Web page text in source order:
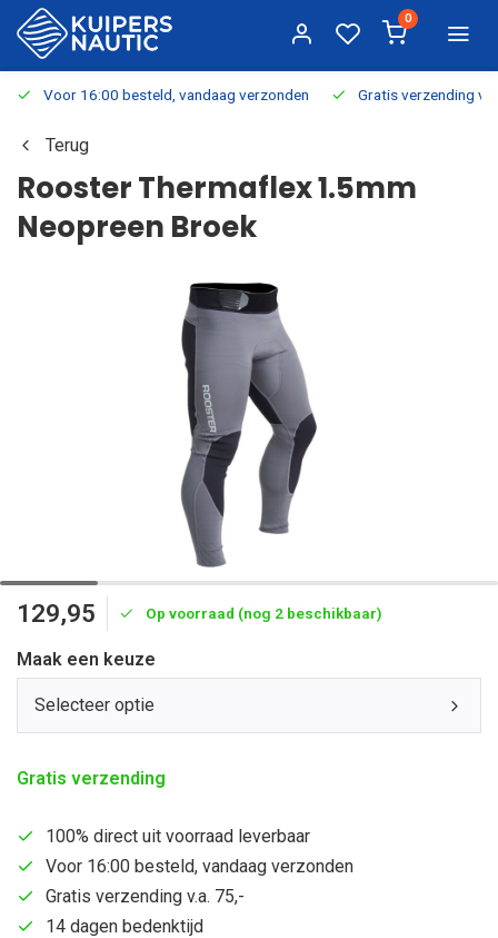
0
Voor 16:00 besteld, vandaag verzonden Gratis verzending
Terug
Rooster Thermaflex 1.5mm
Neopreen Broek
129,95 Op voorraad (nog 2 beschikbaar)
Maak een keuze
Selecteer optie
Gratis verzending
100% direct uit voorraad leverbaar
Voor 16:00 besteld, vandaag verzonden
Gratis verzending v.a. 75,-
14 dagen bedenktijd